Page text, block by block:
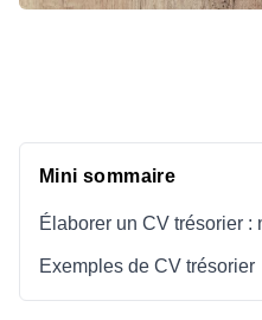
Mini sommaire
Élaborer un CV trésorier :
Exemples de CV trésorier